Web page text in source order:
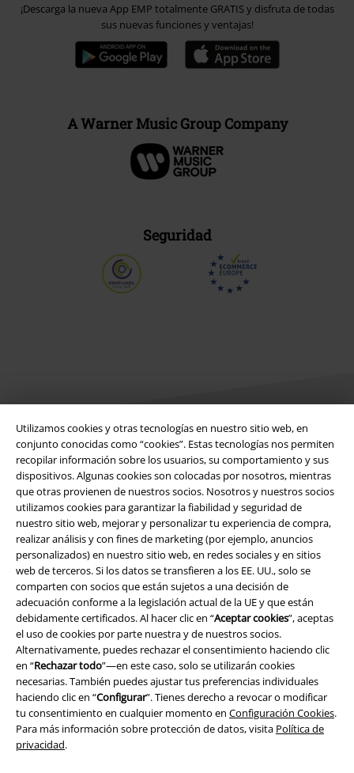
Utilizamos cookies y otras tecnologías en nuestro sitio web, en
conjunto conocidas como “cookies”. Estas tecnologías nos permiten
recopilar información sobre los usuarios, su comportamiento y sus
dispositivos. Algunas cookies son colocadas por nosotros, mientras
que otras provienen de nuestros socios. Nosotros y nuestros socios
utilizamos cookies para garantizar la fiabilidad y seguridad de
nuestro sitio web, mejorar y personalizar tu experiencia de compra,
realizar análisis y con fines de marketing (por ejemplo, anuncios
personalizados) en nuestro sitio web, en redes sociales y en sitios
web de terceros. Si los datos se transfieren a los EE. UU., solo se
comparten con socios que están sujetos a una decisión de
adecuación conforme a la legislación actual de la UE y que están
debidamente certificados. Al hacer clic en “Aceptar cookies”, aceptas
el uso de cookies por parte nuestra y de nuestros socios.
Alternativamente, puedes rechazar el consentimiento haciendo clic
en “Rechazar todo”—en este caso, solo se utilizarán cookies
necesarias. También puedes ajustar tus preferencias individuales
haciendo clic en “Configurar”. Tienes derecho a revocar o modificar
tu consentimiento en cualquier momento en Configuración Cookies.
Para más información sobre protección de datos, visita Política de
privacidad.
¡Descarga la nueva App EMP totalmente GRATIS y disfruta de todas
sus nuevas funciones y ventajas!
A Warner Music Group Company
Seguridad
Legal
Términos y Condiciones
Aviso Legal
Ley protección de datos
Eliminación de residuos y protección del medioambiente
Declaración de Conformidad
Información sobre accesibilidad
Configuración Cookies
Cancelar pedido